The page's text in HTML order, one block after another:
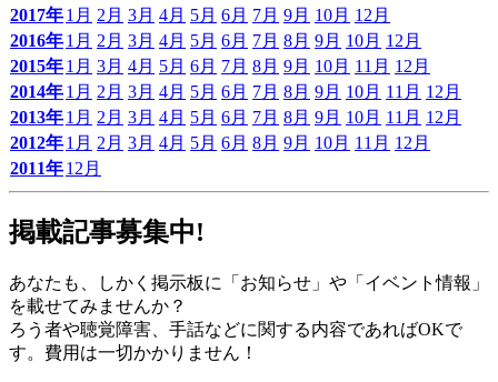
2017年1月 2月 3月 4月 5月 6月 7月 9月 10月 12月
2016年1月 2月 3月 4月 5月 6月 7月 8月 9月 10月 12月
2015年1月 3月 4月 5月 6月 7月 8月 9月 10月 11月 12月
2014年1月 2月 3月 4月 5月 6月 7月 8月 9月 10月 11月 12月
2013年1月 2月 3月 4月 5月 6月 7月 8月 9月 10月 11月 12月
2012年1月 2月 3月 4月 5月 6月 8月 9月 10月 11月 12月
2011年12月
掲載記事募集中!
あなたも、しかく掲示板に「お知らせ」や「イベント情報」
を載せてみませんか？
ろう者や聴覚障害、手話などに関する内容であればOKで
す。費用は一切かかりません！